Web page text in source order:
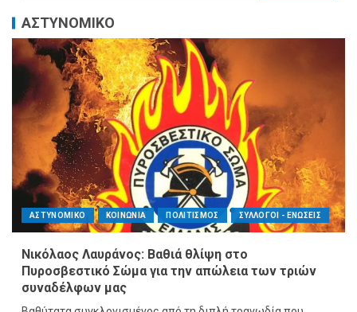
ΑΣΤΥΝΟΜΙΚΟ
ΑΣΤΥΝΟΜΙΚΟ ΚΟΙΝΩΝΙΑ ΠΟΛΙΤΙΣΜΟΣ ΣΥΛΛΟΓΟΙ - ΕΝΩΣΕΙΣ
Νικόλαος Λαυράνος: Βαθιά θλίψη στο
Πυροσβεστικό Σώμα για την απώλεια των τριών
συναδέλφων μας